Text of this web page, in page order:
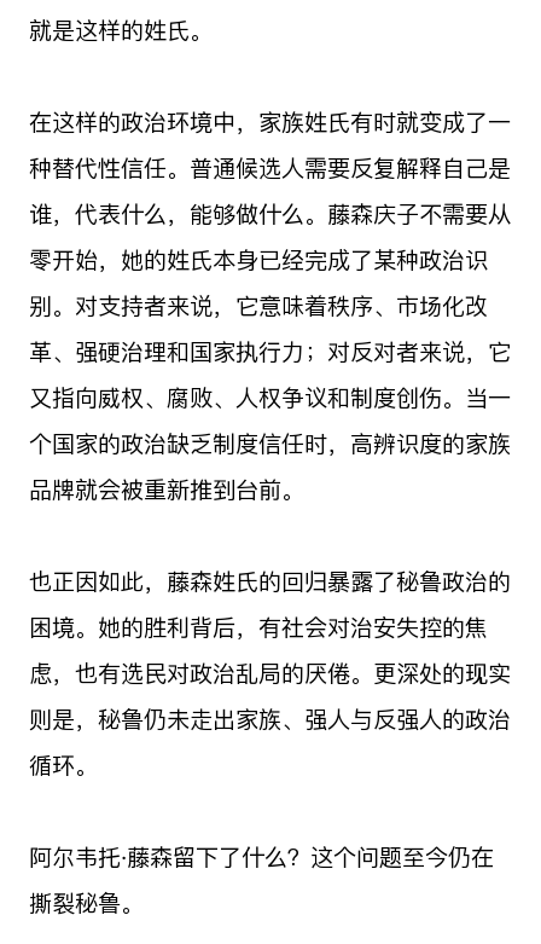
就是这样的姓氏。
在这样的政治环境中，家族姓氏有时就变成了一
种替代性信任。普通候选人需要反复解释自己是
谁，代表什么，能够做什么。藤森庆子不需要从
零开始，她的姓氏本身已经完成了某种政治识
别。对支持者来说，它意味着秩序、市场化改
革、强硬治理和国家执行力；对反对者来说，它
又指向威权、腐败、人权争议和制度创伤。当一
个国家的政治缺乏制度信任时，高辨识度的家族
品牌就会被重新推到台前。
也正因如此，藤森姓氏的回归暴露了秘鲁政治的
困境。她的胜利背后，有社会对治安失控的焦
虑，也有选民对政治乱局的厌倦。更深处的现实
则是，秘鲁仍未走出家族、强人与反强人的政治
循环。
阿尔韦托·藤森留下了什么？这个问题至今仍在
撕裂秘鲁。